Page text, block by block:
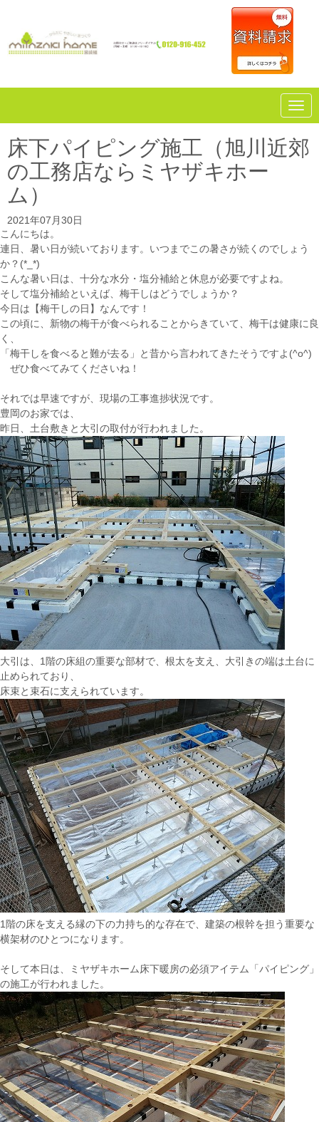
N
a
i
g
床下パイピング施工（旭川近郊
の工務店ならミヤザキホー
ム）
2021年07月30日
こんにちは。
連日、暑い日が続いております。いつまでこの暑さが続くのでしょう
か？(*_*)
こんな暑い日は、十分な水分・塩分補給と休息が必要ですよね。
そして塩分補給といえば、梅干しはどうでしょうか？
今日は【梅干しの日】なんです！
この頃に、新物の梅干が食べられることからきていて、梅干は健康に良
く、
「梅干しを食べると難が去る」と昔から言われてきたそうですよ(^o^)
ぜひ食べてみてくださいね！
それでは早速ですが、現場の工事進捗状況です。
豊岡のお家では、
昨日、土台敷きと大引の取付が行われました。
大引は、1階の床組の重要な部材で、根太を支え、大引きの端は土台に
止められており、
床束と束石に支えられています。
1階の床を支える縁の下の力持ち的な存在で、建築の根幹を担う重要な
横架材のひとつになります。
そして本日は、ミヤザキホーム床下暖房の必須アイテム「パイピング」
の施工が行われました。